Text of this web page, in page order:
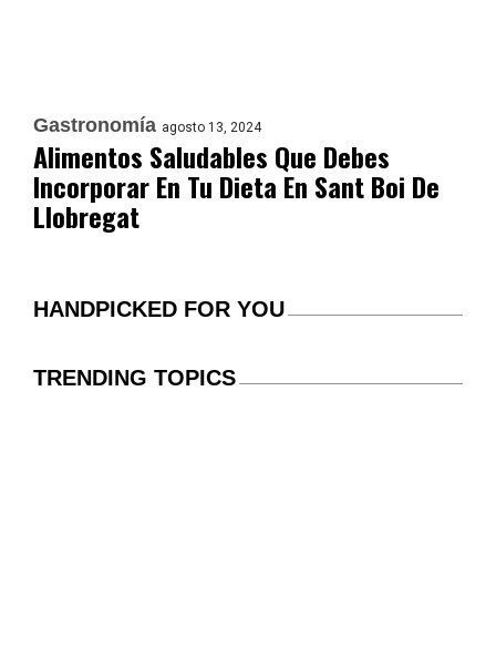
Gastronomía agosto 13, 2024
Alimentos Saludables Que Debes
Incorporar En Tu Dieta En Sant Boi De
Llobregat
HANDPICKED FOR YOU
TRENDING TOPICS